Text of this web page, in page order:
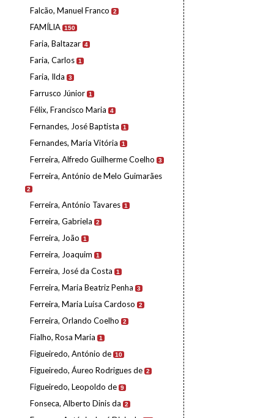
Falcão, Manuel Franco 2
FAMÍLIA 150
Faria, Baltazar 4
Faria, Carlos 1
Faria, Ilda 3
Farrusco Júnior 1
Félix, Francisco Maria 4
Fernandes, José Baptista 1
Fernandes, Maria Vitória 1
Ferreira, Alfredo Guilherme Coelho 3
Ferreira, António de Melo Guimarães
2
Ferreira, António Tavares 1
Ferreira, Gabriela 2
Ferreira, João 1
Ferreira, Joaquim 1
Ferreira, José da Costa 1
Ferreira, Maria Beatriz Penha 3
Ferreira, Maria Luísa Cardoso 2
Ferreira, Orlando Coelho 2
Fialho, Rosa Maria 1
Figueiredo, António de 10
Figueiredo, Áureo Rodrigues de 2
Figueiredo, Leopoldo de 9
Fonseca, Alberto Dinis da 2